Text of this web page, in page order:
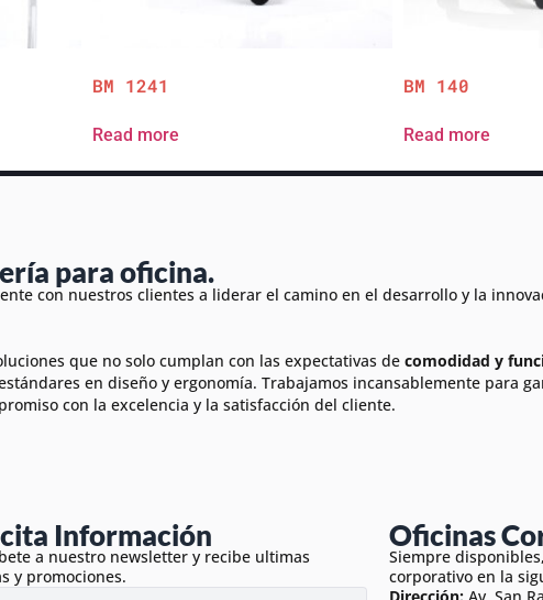
BM 1241
Read more
BM 140
Read more
para oficina.
con nuestros clientes a liderar el camino en el desarrollo y la
que no solo cumplan con las expectativas de comodidad y
en diseño y ergonomía. Trabajamos incansablemente para
con la excelencia y la satisfacción del cliente.
Información
a nuestro newsletter y recibe ultimas
y promociones.
Oficinas
Siempre
corporativo en la
Dirección:Av. San